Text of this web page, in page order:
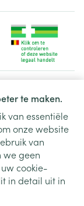
te maken.
van essentiële
onze website
van
we geen
cookie-
in detail uit in